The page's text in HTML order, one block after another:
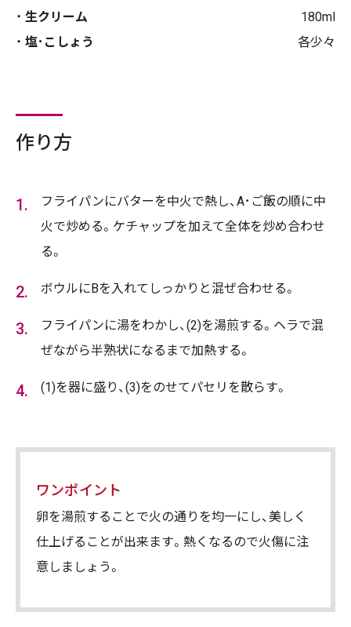
生クリーム
180ml
塩･こしょう
各少々
作り方
フライパンにバターを中火で熱し、A･ご飯の順に中
火で炒める。ケチャップを加えて全体を炒め合わせ
る。
ボウルにBを入れてしっかりと混ぜ合わせる。
フライパンに湯をわかし、(2)を湯煎する。ヘラで混
ぜながら半熟状になるまで加熱する。
(1)を器に盛り、(3)をのせてパセリを散らす。
ワンポイント
卵を湯煎することで火の通りを均一にし、美しく
仕上げることが出来ます。熱くなるので火傷に注
意しましょう。